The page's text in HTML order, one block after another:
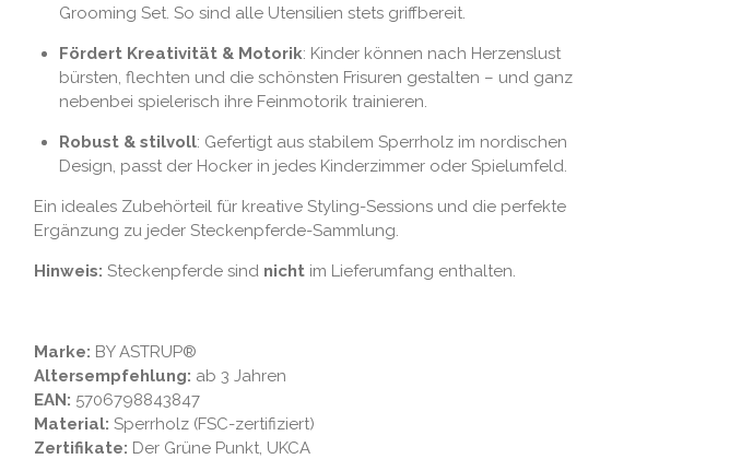
Grooming Set. So sind alle Utensilien stets griffbereit.
Fördert Kreativität & Motorik: Kinder können nach Herzenslust
bürsten, flechten und die schönsten Frisuren gestalten – und ganz
nebenbei spielerisch ihre Feinmotorik trainieren.
Robust & stilvoll: Gefertigt aus stabilem Sperrholz im nordischen
Design, passt der Hocker in jedes Kinderzimmer oder Spielumfeld.
Ein ideales Zubehörteil für kreative Styling-Sessions und die perfekte
Ergänzung zu jeder Steckenpferde-Sammlung.
Hinweis: Steckenpferde sind nicht im Lieferumfang enthalten.
Marke: BY ASTRUP®
Altersempfehlung: ab 3 Jahren
EAN: 5706798843847
Material: Sperrholz (FSC-zertifiziert)
Zertifikate: Der Grüne Punkt, UKCA